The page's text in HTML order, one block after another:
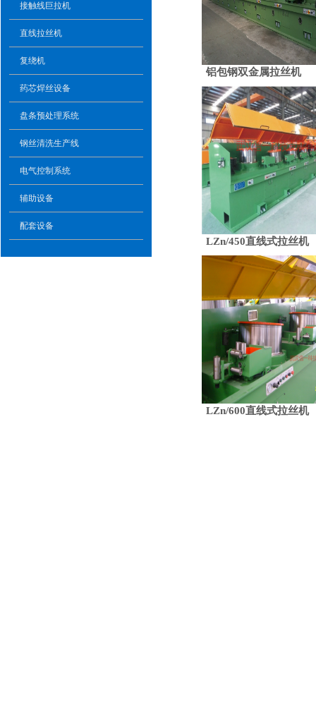
接触线巨拉机
直线拉丝机
复绕机
药芯焊丝设备
盘条预处理系统
钢丝清洗生产线
电气控制系统
辅助设备
配套设备
铝包钢双金属拉丝机
LZn/450直线式拉丝机
LZn/600直线式拉丝机